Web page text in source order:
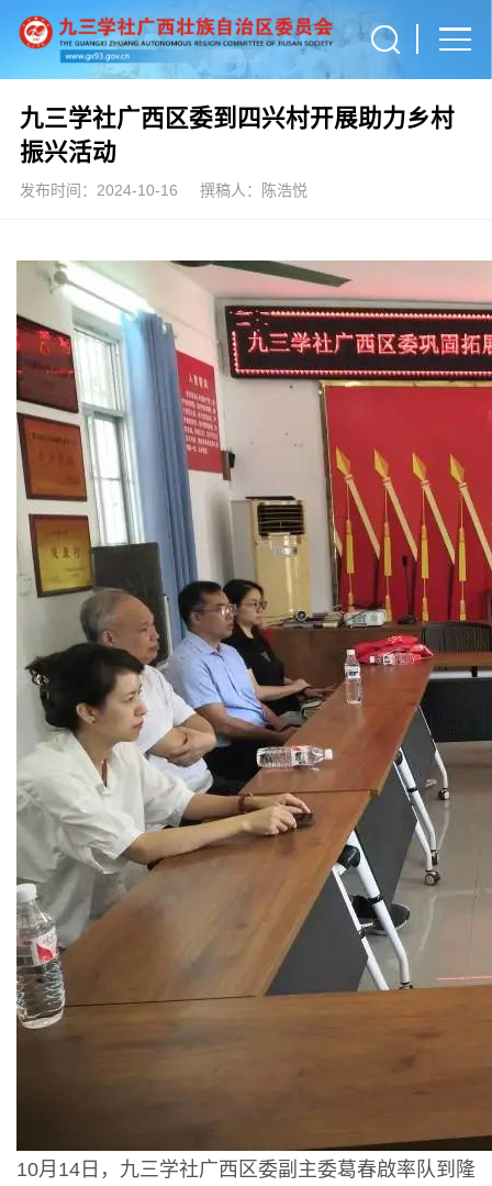
九三学社广西区委到四兴村开展助力乡村
振兴活动
发布时间：2024-10-16 撰稿人：陈浩悦
10月14日，九三学社广西区委副主委葛春啟率队到隆